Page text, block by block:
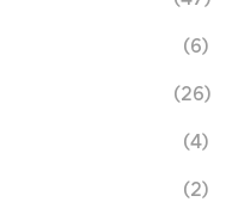
(6)
(26)
(4)
(2)